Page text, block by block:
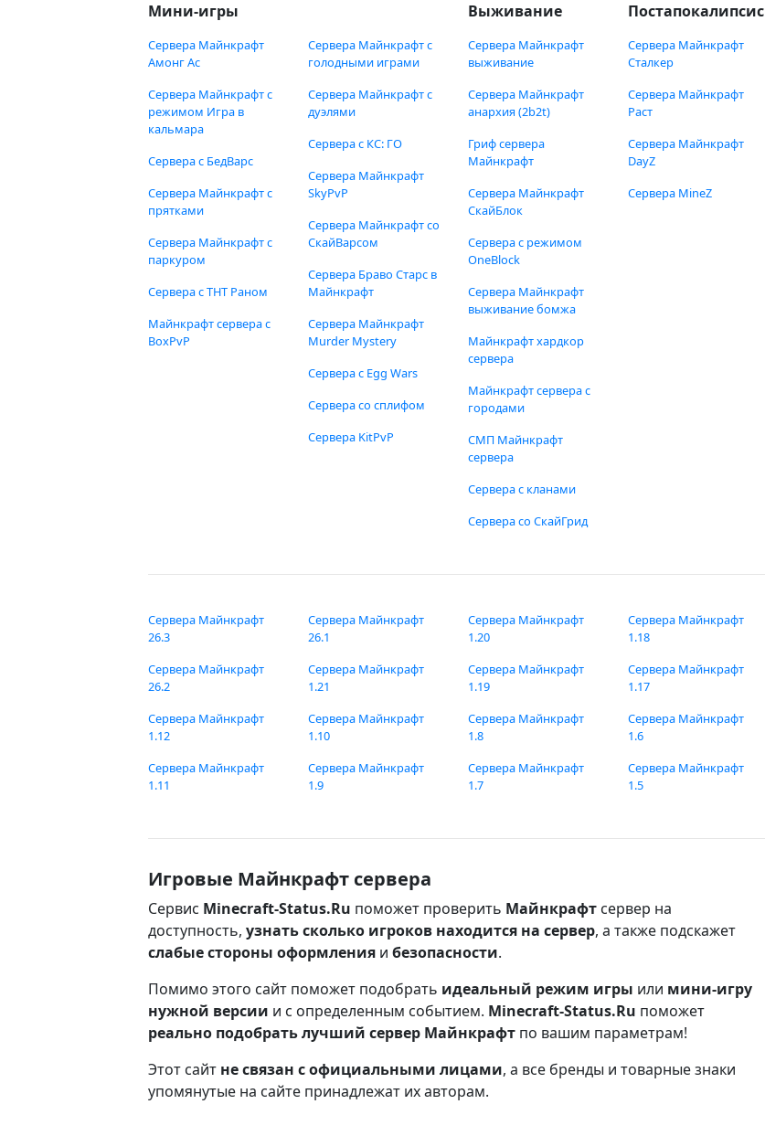
Мини-игры
Сервера Майнкрафт
Амонг Ас
Сервера Майнкрафт с
режимом Игра в
кальмара
Сервера с БедВарс
Сервера Майнкрафт с
прятками
Сервера Майнкрафт с
паркуром
Сервера с ТНТ Раном
Майнкрафт сервера с
BoxPvP
Сервера Майнкрафт с
голодными играми
Сервера Майнкрафт с
дуэлями
Сервера с КС: ГО
Сервера Майнкрафт
SkyPvP
Сервера Майнкрафт со
СкайВарсом
Сервера Браво Старс в
Майнкрафт
Сервера Майнкрафт
Murder Mystery
Сервера с Egg Wars
Сервера со сплифом
Сервера KitPvP
Выживание
Сервера Майнкрафт
выживание
Сервера Майнкрафт
анархия (2b2t)
Гриф сервера
Майнкрафт
Сервера Майнкрафт
СкайБлок
Сервера с режимом
OneBlock
Сервера Майнкрафт
выживание бомжа
Майнкрафт хардкор
сервера
Майнкрафт сервера с
городами
СМП Майнкрафт
сервера
Сервера с кланами
Сервера со СкайГрид
Постапокалипсис
Сервера Майнкрафт
Сталкер
Сервера Майнкрафт
Раст
Сервера Майнкрафт
DayZ
Сервера MineZ
Сервера Майнкрафт
26.3
Сервера Майнкрафт
26.2
Сервера Майнкрафт
26.1
Сервера Майнкрафт
1.21
Сервера Майнкрафт
1.20
Сервера Майнкрафт
1.19
Сервера Майнкрафт
1.18
Сервера Майнкрафт
1.17
Сервера Майнкрафт
1.12
Сервера Майнкрафт
1.11
Сервера Майнкрафт
1.10
Сервера Майнкрафт
1.9
Сервера Майнкрафт
1.8
Сервера Майнкрафт
1.7
Сервера Майнкрафт
1.6
Сервера Майнкрафт
1.5
Игровые Майнкрафт сервера
Сервис Minecraft-Status.Ru поможет проверить Майнкрафт сервер на
доступность, узнать сколько игроков находится на сервер, а также подскажет
слабые стороны оформления и безопасности.
Помимо этого сайт поможет подобрать идеальный режим игры или мини-игру
нужной версии и с определенным событием. Minecraft-Status.Ru поможет
реально подобрать лучший сервер Майнкрафт по вашим параметрам!
Этот сайт не связан с официальными лицами, а все бренды и товарные знаки
упомянутые на сайте принадлежат их авторам.